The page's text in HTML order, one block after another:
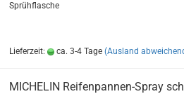
Sprüh­fla­sche
Lieferzeit: ca. 3-4 Tage (Ausland
MI­CHE­LIN Reifenpannen-​​Spray